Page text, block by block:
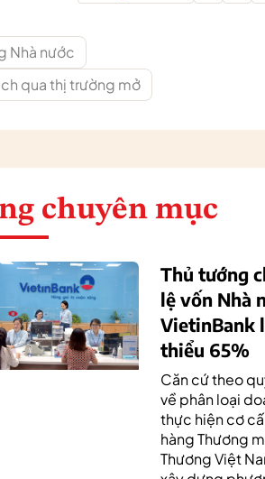
Nhà nước
qua thị trường mở
chuyên mục
Thủ tướng
lệ vốn Nhà
VietinBank
thiểu 65%
Căn cứ theo
về phân loại
thực hiện cơ
hàng Thương
Thương Việt